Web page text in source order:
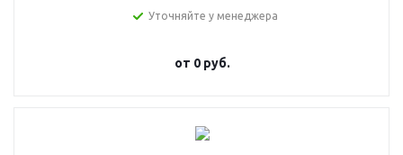
Уточняйте у менеджера
от 0 руб.